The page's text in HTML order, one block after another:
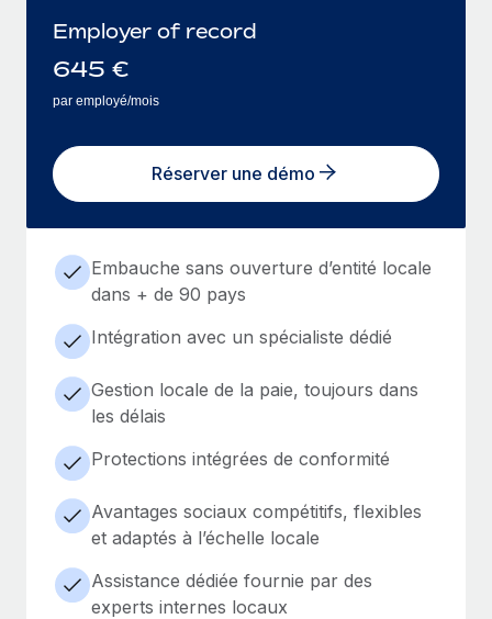
Employer of record
645 €
par employé/mois
Réserver une démo
Embauche sans ouverture d’entité locale
dans + de 90 pays
Intégration avec un spécialiste dédié
Gestion locale de la paie, toujours dans
les délais
Protections intégrées de conformité
Avantages sociaux compétitifs, flexibles
et adaptés à l’échelle locale
Assistance dédiée fournie par des
experts internes locaux